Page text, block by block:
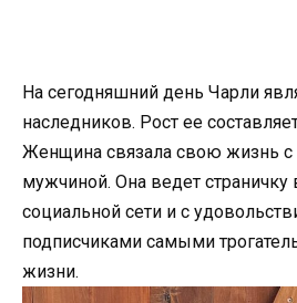
На сегодняшний день Чарли
наследников. Рост ее
Женщина связала свою жизнь
мужчиной. Она ведет страничку
социальной сети и с
подписчиками самыми
жизни.